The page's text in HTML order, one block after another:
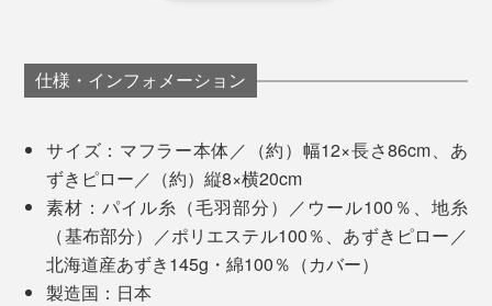
カラーは、深みのある「グレー」と、無染色の「アイボ
リー」の2色展開。男女年齢問わず、寒い季節のプレゼ
ントにもぴったりです。
る気分になります。
かいも聞こえる」と言っていました（笑）
仕様・インフォメーション
サイズ：マフラー本体／（約）幅12×長さ86cm、あ
ずきピロー／（約）縦8×横20cm
素材：パイル糸（毛羽部分）／ウール100％、地糸
（基布部分）／ポリエステル100％、あずきピロー／
北海道産あずき145g・綿100％（カバー）
製造国：日本